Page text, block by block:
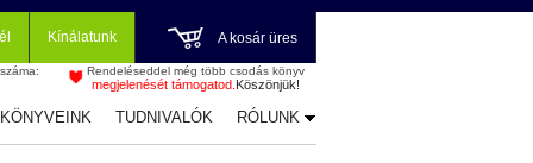
Kínálatunk A kosár üres
Rendeléseddel még több csodás könyv
megjelenését támogatod. Köszönjük!
TUDNIVALÓK RÓLUNK